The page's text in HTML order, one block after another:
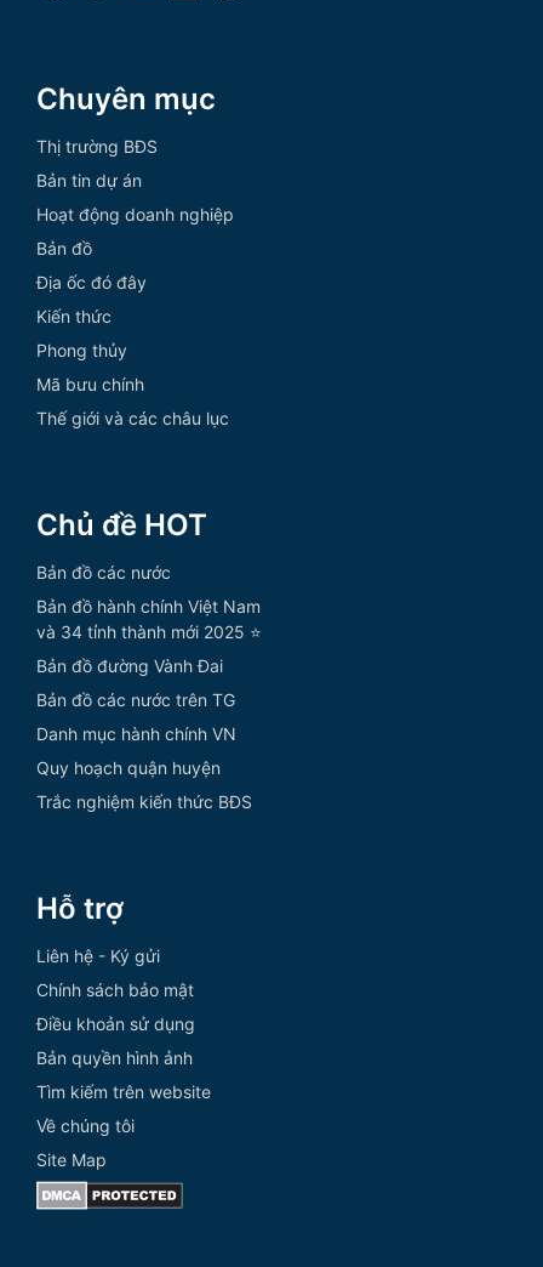
Chuyên mục
Thị trường BĐS
Bản tin dự án
Hoạt động doanh nghiệp
Bản đồ
Địa ốc đó đây
Kiến thức
Phong thủy
Mã bưu chính
Thế giới và các châu lục
Chủ đề HOT
Bản đồ các nước
Bản đồ hành chính Việt Nam
và 34 tỉnh thành mới 2025 ⭐
Bản đồ đường Vành Đai
Bản đồ các nước trên TG
Danh mục hành chính VN
Quy hoạch quận huyện
Trắc nghiệm kiến thức BĐS
Hỗ trợ
Liên hệ - Ký gửi
Chính sách bảo mật
Điều khoản sử dụng
Bản quyền hình ảnh
Tìm kiếm trên website
Về chúng tôi
Site Map